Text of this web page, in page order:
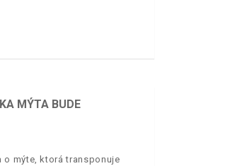
MÝTA BUDE
o mýte, ktorá transponuje